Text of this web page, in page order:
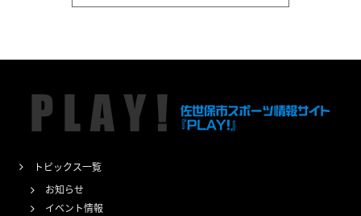
トピックス一覧
お知らせ
イベント情報